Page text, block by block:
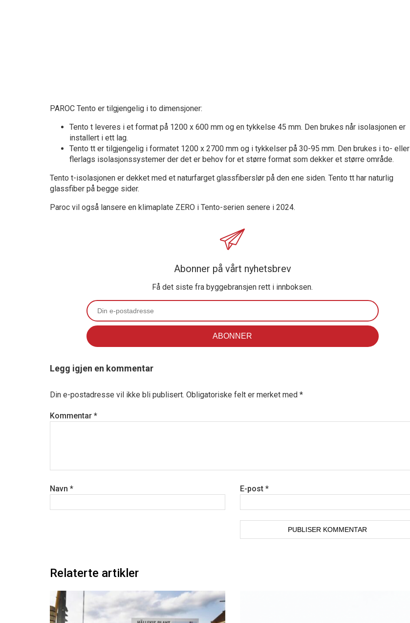
PAROC Tento er tilgjengelig i to dimensjoner:
Tento t leveres i et format på 1200 x 600 mm og en tykkelse 45 mm. Den brukes når isolasjonen er
installert i ett lag.
Tento tt er tilgjengelig i formatet 1200 x 2700 mm og i tykkelser på 30-95 mm. Den brukes i to- eller
flerlags isolasjonssystemer der det er behov for et større format som dekker et større område.
Tento t-isolasjonen er dekket med et naturfarget glassfiberslør på den ene siden. Tento tt har naturlig
glassfiber på begge sider.
Paroc vil også lansere en klimaplate ZERO i Tento-serien senere i 2024.
Abonner på vårt nyhetsbrev
Få det siste fra byggebransjen rett i innboksen.
Legg igjen en kommentar
Din e-postadresse vil ikke bli publisert. Obligatoriske felt er merket med *
Kommentar *
Navn * E-post *
Relaterte artikler